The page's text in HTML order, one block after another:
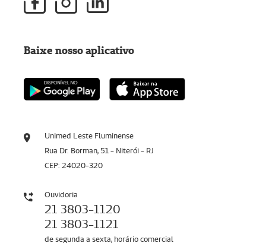
Unimed Leste Fluminense
Rua Dr. Borman, 51 - Niterói - RJ
CEP: 24020-320
Ouvidoria
21 3803-1120
21 3803-1121
de segunda a sexta, horário comercial
Baixe nosso aplicativo